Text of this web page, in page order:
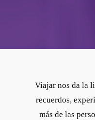
Viajar nos da la
recuerdos,
más de las